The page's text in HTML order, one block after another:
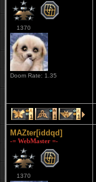
1370
Doom Rate: 1.35
1 1 1
MAZter[iddqd]
-= WebMaster =-
1370